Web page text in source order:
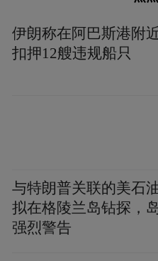
伊朗称在阿巴斯港附
扣押12艘违规船只
与特朗普关联的美石
拟在格陵兰岛钻探，
强烈警告